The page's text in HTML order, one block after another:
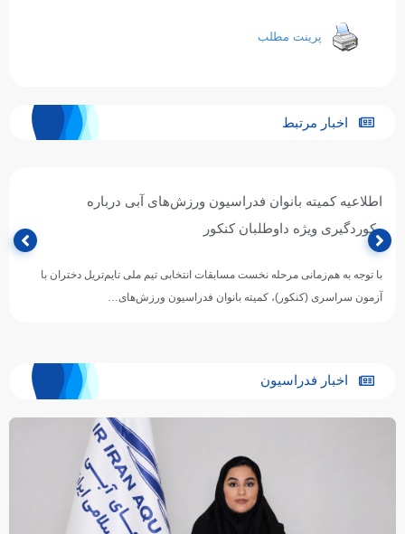
پرینت مطلب
اخبار مرتبط
اطلاعیه کمیته بانوان فدراسیون ورزش‌های آبی درباره
رکوردگیری ویژه داوطلبان کنکور
با توجه به هم‌زمانی مرحله نخست مسابقات انتخابی تیم ملی تایم‌تریل دختران با
آزمون سراسری (کنکور)، کمیته بانوان فدراسیون ورزش‌های…
اخبار فدراسیون